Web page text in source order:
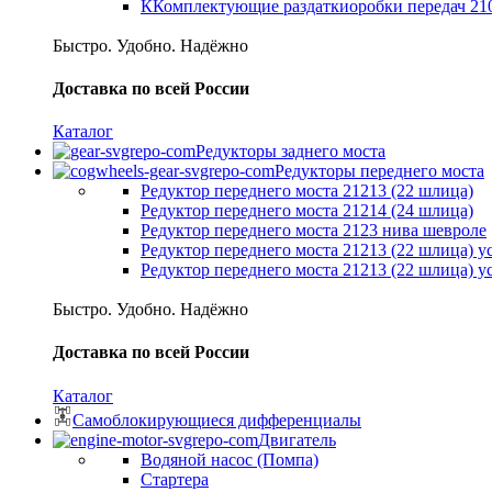
ККомплектующие раздаткиоробки передач
Быстро. Удобно. Надёжно
Доставка по всей России
Каталог
Редукторы заднего моста
Редукторы переднего моста
Редуктор переднего моста 21213 (22 шлица)
Редуктор переднего моста 21214 (24 шлица)
Редуктор переднего моста 2123 нива шевроле
Редуктор переднего моста 21213 (22 шлица)
Редуктор переднего моста 21213 (22 шлица)
Быстро. Удобно. Надёжно
Доставка по всей России
Каталог
Самоблокирующиеся дифференциалы
Двигатель
Водяной насос (Помпа)
Стартера